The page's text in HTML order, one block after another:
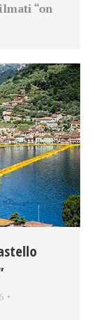
“on